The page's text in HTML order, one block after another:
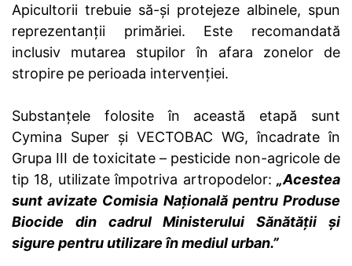
Apicultorii trebuie să-și protejeze albinele, spun
reprezentanții primăriei. Este recomandată
inclusiv mutarea stupilor în afara zonelor de
stropire pe perioada intervenției.
Substanțele folosite în această etapă sunt
Cymina Super și VECTOBAC WG, încadrate în
Grupa III de toxicitate – pesticide non-agricole de
tip 18, utilizate împotriva artropodelor: „Acestea
sunt avizate Comisia Națională pentru Produse
Biocide din cadrul Ministerului Sănătății și
sigure pentru utilizare în mediul urban.”